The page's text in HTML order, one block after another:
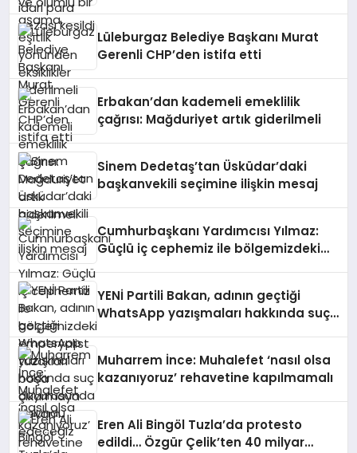
Lüleburgaz Belediye Başkanı Murat
Gerenli CHP’den istifa etti
Erbakan’dan kademeli emeklilik
çağrısı: Mağduriyet artık giderilmeli
Sinem Dedetaş’tan Üsküdar’daki
başkanvekili seçimine ilişkin mesaj
Cumhurbaşkanı Yardımcısı Yılmaz:
Güçlü iç cephemiz ile bölgemizdeki
YENİ Partili Bakan, adının geçtiği
WhatsApp yazışmaları hakkında suç
Muharrem İnce: Muhalefet ‘nasıl olsa
kazanıyoruz’ rehavetine kapılmamalı
Eren Ali Bingöl Tuzla’da protesto
edildi… Özgür Çelik’ten 40 milyar